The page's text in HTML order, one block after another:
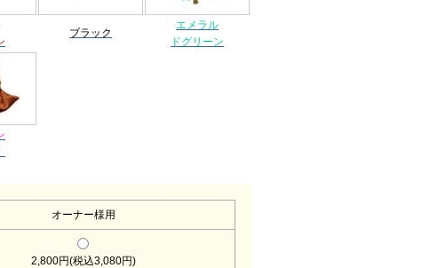
ブラック
エメラル
ドグリーン
オーナー様用
2,800円(税込3,080円)